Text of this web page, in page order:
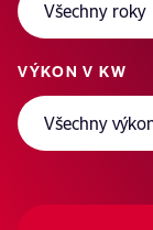
VÝKON V KW